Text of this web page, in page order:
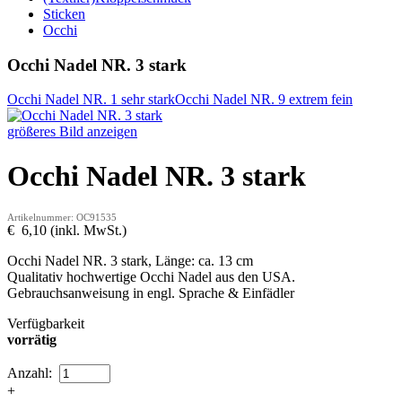
Sticken
Occhi
Occhi Nadel NR. 3 stark
Occhi Nadel NR. 1 sehr starkOcchi Nadel NR. 9 extrem fein
größeres Bild anzeigen
Occhi Nadel NR. 3 stark
Artikelnummer: OC91535
€ 6,10 (inkl. MwSt.)
Occhi Nadel NR. 3 stark, Länge: ca. 13 cm
Qualitativ hochwertige Occhi Nadel aus den USA.
Gebrauchsanweisung in engl. Sprache & Einfädler
Verfügbarkeit
vorrätig
Anzahl:
+